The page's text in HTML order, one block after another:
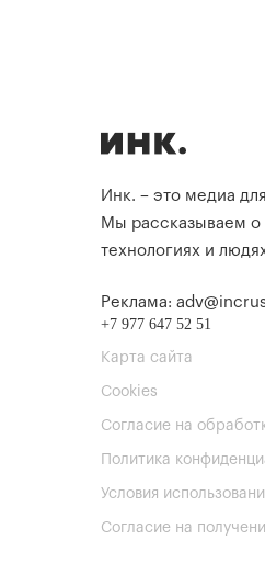
Инк. – это медиа
Мы рассказываем
технологиях и
Реклама:
+7 977 647 52 51
Карта сайта
Cookies
Согласие на
Политика
Условия
Согласие на